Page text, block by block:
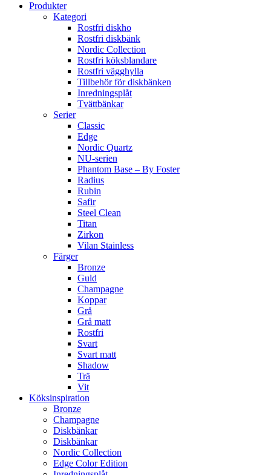
Produkter
Kategori
Rostfri diskho
Rostfri diskbänk
Nordic Collection
Rostfri köksblandare
Rostfri vägghylla
Tillbehör för diskbänken
Inredningsplåt
Tvättbänkar
Serier
Classic
Edge
Nordic Quartz
NU-serien
Phantom Base – By Foster
Radius
Rubin
Safir
Steel Clean
Titan
Zirkon
Vilan Stainless
Färger
Bronze
Guld
Champagne
Koppar
Grå
Grå matt
Rostfri
Svart
Svart matt
Shadow
Trä
Vit
Köksinspiration
Bronze
Champagne
Diskbänkar
Diskbänkar
Nordic Collection
Edge Color Edition